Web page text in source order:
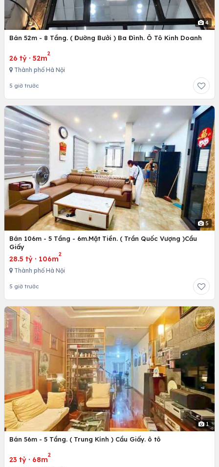
4
Bán 52m - 8 Tầng. ( Đường Bưởi ) Ba Đình. Ô Tô Kinh Doanh
26 tỷ · 52m
2
Thành phố Hà Nội
5 giờ trước
5
Bán 106m - 5 Tầng - 6m.Mặt Tiền. ( Trần Quốc Vượng )Cầu
Giấy
28.5 tỷ · 106m
2
Thành phố Hà Nội
5 giờ trước
1
Bán 56m - 5 Tầng. ( Trung Kính ) Cầu Giấy. ô tô
23 tỷ · 68m
2